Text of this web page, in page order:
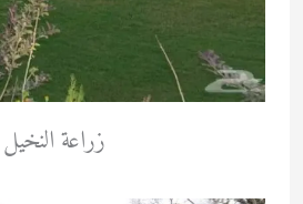
زراعة النخيل